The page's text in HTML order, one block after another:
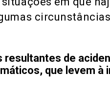
resultantes de
que levem à